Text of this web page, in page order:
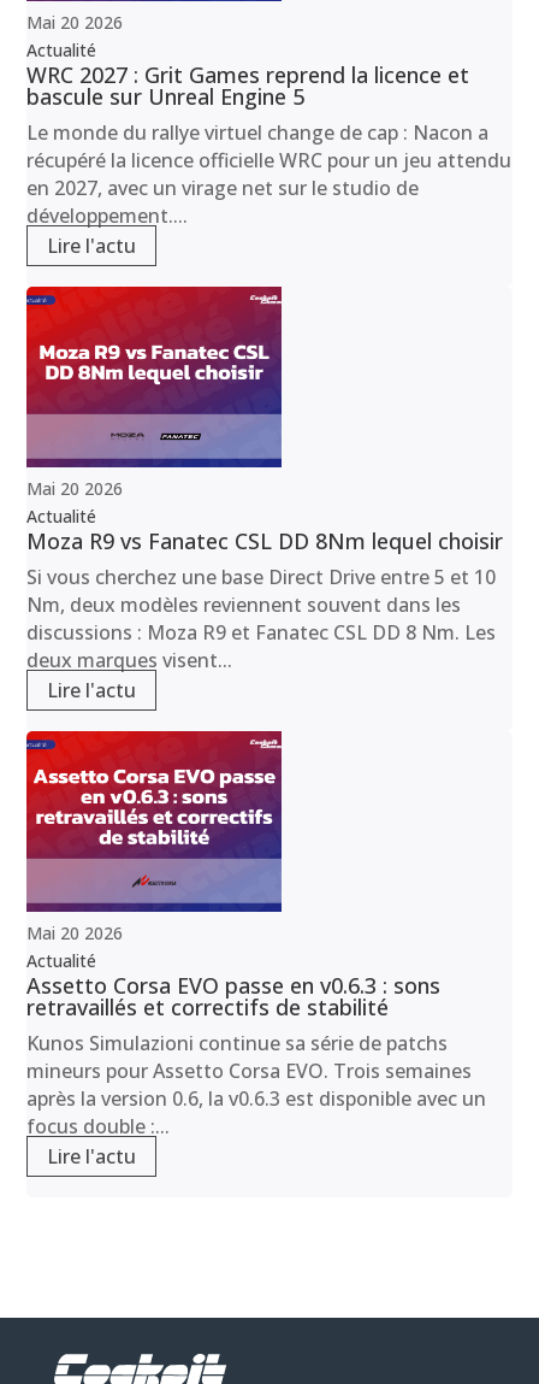
Mai 20 2026
Actualité
WRC 2027 : Grit Games reprend la licence et
bascule sur Unreal Engine 5
Le monde du rallye virtuel change de cap : Nacon a
récupéré la licence officielle WRC pour un jeu attendu
en 2027, avec un virage net sur le studio de
développement....
Lire l'actu
Mai 20 2026
Actualité
Moza R9 vs Fanatec CSL DD 8Nm lequel choisir
Si vous cherchez une base Direct Drive entre 5 et 10
Nm, deux modèles reviennent souvent dans les
discussions : Moza R9 et Fanatec CSL DD 8 Nm. Les
deux marques visent...
Lire l'actu
Mai 20 2026
Actualité
Assetto Corsa EVO passe en v0.6.3 : sons
retravaillés et correctifs de stabilité
Kunos Simulazioni continue sa série de patchs
mineurs pour Assetto Corsa EVO. Trois semaines
après la version 0.6, la v0.6.3 est disponible avec un
focus double :...
Lire l'actu